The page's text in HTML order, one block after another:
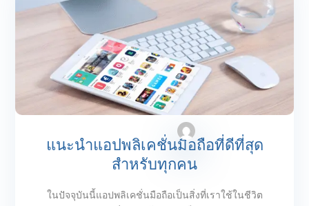
แนะนำแอปพลิเคชั่นมือถือที่ดีที่สุด
สำหรับทุกคน
ในปัจจุบันนี้แอปพลิเคชั่นมือถือเป็นสิ่งที่เราใช้ในชีวิต